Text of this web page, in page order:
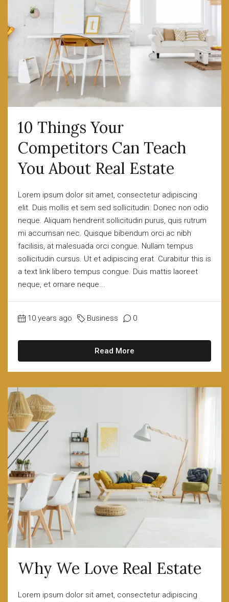
10 Things Your
Competitors Can Teach
You About Real Estate
Lorem ipsum dolor sit amet, consectetur adipiscing
elit. Duis mollis et sem sed sollicitudin. Donec non odio
neque. Aliquam hendrerit sollicitudin purus, quis rutrum
mi accumsan nec. Quisque bibendum orci ac nibh
facilisis, at malesuada orci congue. Nullam tempus
sollicitudin cursus. Ut et adipiscing erat. Curabitur this is
a text link libero tempus congue. Duis mattis laoreet
neque, et ornare neque...
10 years ago Business 0
Read More
Why We Love Real Estate
Lorem ipsum dolor sit amet, consectetur adipiscing